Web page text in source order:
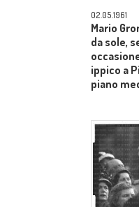
02.05.1961
Mario
da sole,
ippico a
piano